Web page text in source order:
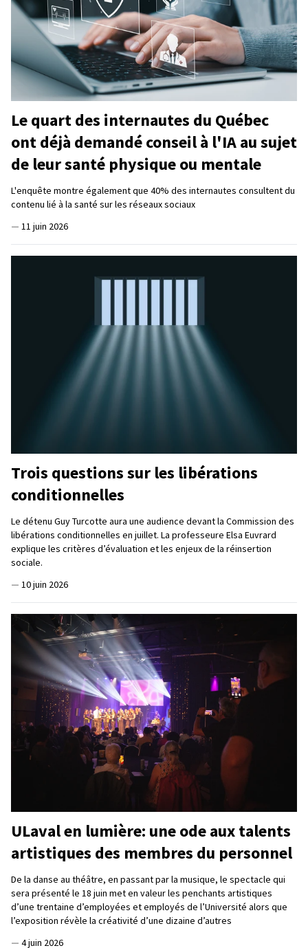
Le quart des internautes du Québec
ont déjà demandé conseil à l'IA au sujet
de leur santé physique ou mentale
L'enquête montre également que 40% des internautes consultent du
contenu lié à la santé sur les réseaux sociaux
— 11 juin 2026
Trois questions sur les libérations
conditionnelles
Le détenu Guy Turcotte aura une audience devant la Commission des
libérations conditionnelles en juillet. La professeure Elsa Euvrard
explique les critères d’évaluation et les enjeux de la réinsertion
sociale.
— 10 juin 2026
ULaval en lumière: une ode aux talents
artistiques des membres du personnel
De la danse au théâtre, en passant par la musique, le spectacle qui
sera présenté le 18 juin met en valeur les penchants artistiques
d’une trentaine d’employées et employés de l’Université alors que
l’exposition révèle la créativité d’une dizaine d’autres
— 4 juin 2026